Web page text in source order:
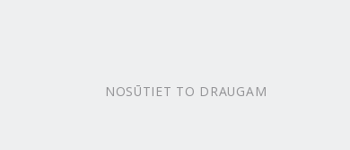
NOSŪTIET TO DRAUGAM